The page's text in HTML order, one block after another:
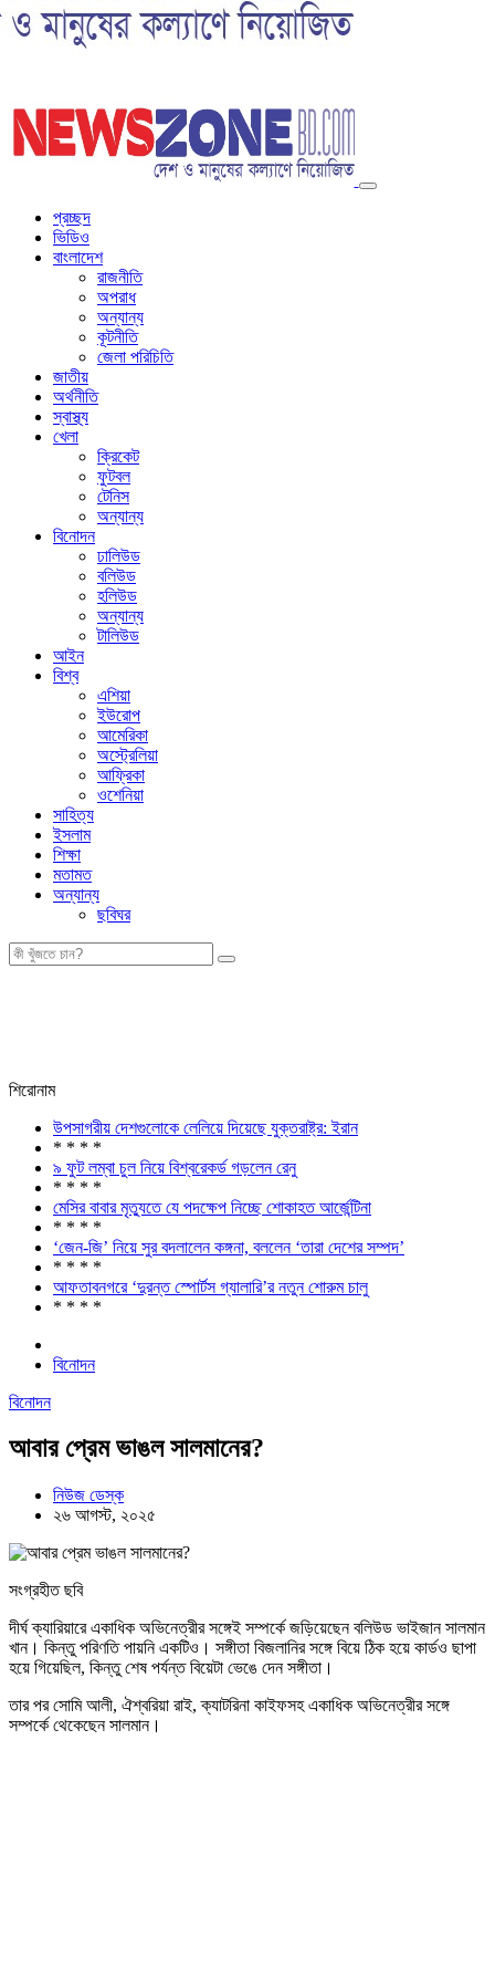
প্রচ্ছদ
ভিডিও
বাংলাদেশ
রাজনীতি
অপরাধ
অন্যান্য
কূটনীতি
জেলা পরিচিতি
জাতীয়
অর্থনীতি
স্বাস্থ্য
খেলা
ক্রিকেট
ফুটবল
টেনিস
অন্যান্য
বিনোদন
ঢালিউড
বলিউড
হলিউড
অন্যান্য
টালিউড
আইন
বিশ্ব
এশিয়া
ইউরোপ
আমেরিকা
অস্ট্রেলিয়া
আফ্রিকা
ওশেনিয়া
সাহিত্য
ইসলাম
শিক্ষা
মতামত
অন্যান্য
ছবিঘর
শিরোনাম
উপসাগরীয় দেশগুলোকে লেলিয়ে দিয়েছে যুক্তরাষ্ট্র: ইরান
* * * *
৯ ফুট লম্বা চুল নিয়ে বিশ্বরেকর্ড গড়লেন রেনু
* * * *
মেসির বাবার মৃত্যুতে যে পদক্ষেপ নিচ্ছে শোকাহত আর্জেন্টিনা
* * * *
‘জেন-জি’ নিয়ে সুর বদলালেন কঙ্গনা, বললেন ‘তারা দেশের সম্পদ’
* * * *
আফতাবনগরে ‘দুরন্ত স্পোর্টস গ্যালারি’র নতুন শোরুম চালু
* * * *
বিনোদন
বিনোদন
আবার প্রেম ভাঙল সালমানের?
নিউজ ডেস্ক
২৬ আগস্ট, ২০২৫
সংগ্রহীত ছবি
দীর্ঘ ক্যারিয়ারে একাধিক অভিনেত্রীর সঙ্গেই সম্পর্কে জড়িয়েছেন বলিউড ভাইজান সালমান
খান। কিন্তু পরিণতি পায়নি একটিও। সঙ্গীতা বিজলানির সঙ্গে বিয়ে ঠিক হয়ে কার্ডও ছাপা
হয়ে গিয়েছিল, কিন্তু শেষ পর্যন্ত বিয়েটা ভেঙে দেন সঙ্গীতা।
তার পর সোমি আলী, ঐশ্বরিয়া রাই, ক্যাটরিনা কাইফসহ একাধিক অভিনেত্রীর সঙ্গে
সম্পর্কে থেকেছেন সালমান।